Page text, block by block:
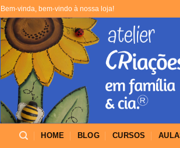
Bem-vinda, bem-vindo à nossa loja!
HOME BLOG CURSOS